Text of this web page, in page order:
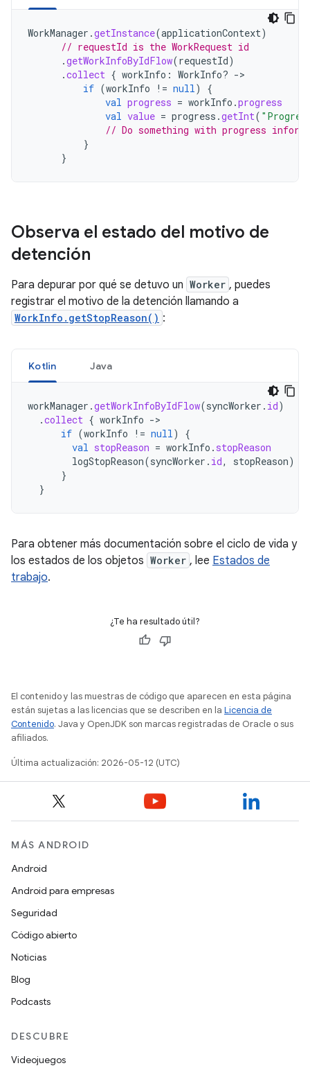
WorkManager .getInstance(applicationContext)
// requestId is the WorkRequest id
.getWorkInfoByIdFlow(requestId)
.collect { workInfo : WorkInfo? -
if (workInfo != null)
{
val progress = workInfo .progress
val value = progress .getInt(
// Do something with progress
}
}
Observa el estado del motivo de
detención
Para depurar por qué se detuvo un Worker , puedes
registrar el motivo de la detención llamando a
WorkInfo.getStopReason() :
Kotlin Java
workManager .getWorkInfoByIdFlow(syncWorker . id)
.collect { workInfo -
if (workInfo != null)
{
val stopReason = workInfo . stopReason
logStopReason(syncWorker . id, stopReason)
}
}
Para obtener más documentación sobre el ciclo de vida y
los estados de los objetos Worker , lee Estados de
trabajo.
¿Te ha resultado útil?
El contenido y las muestras de código que aparecen en esta página
están sujetas a las licencias que se describen en la Licencia de
Contenido. Java y OpenJDK son marcas registradas de Oracle o sus
afiliados.
Última actualización: 2026-05-12 (UTC)
MÁS ANDROID
Android
Android para empresas
Seguridad
Código abierto
Noticias
Blog
Podcasts
DESCUBRE
Videojuegos